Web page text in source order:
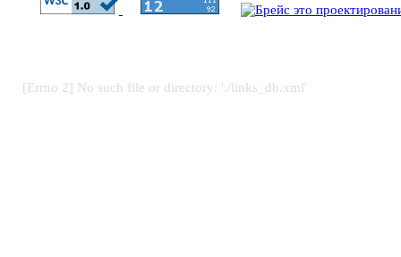
[Errno 2] No such file or directory: './links_db.xml'